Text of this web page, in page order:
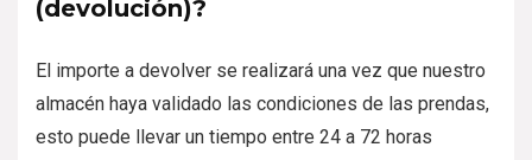
(devolución)?
El importe a devolver se realizará una vez que nuestro
almacén haya validado las condiciones de las prendas,
esto puede llevar un tiempo entre 24 a 72 horas